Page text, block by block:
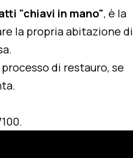
"chiavi in mano", è la
la propria abitazione di
di restauro, se